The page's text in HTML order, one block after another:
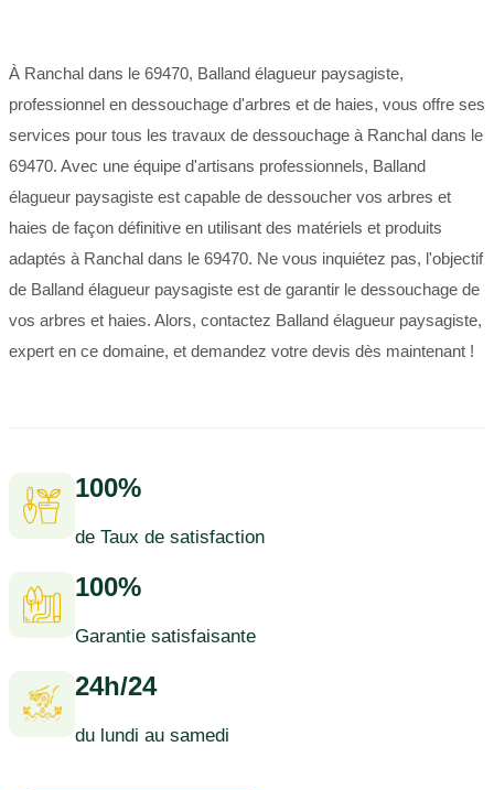
À Ranchal dans le 69470, Balland élagueur paysagiste,
professionnel en dessouchage d'arbres et de haies, vous offre ses
services pour tous les travaux de dessouchage à Ranchal dans le
69470. Avec une équipe d'artisans professionnels, Balland
élagueur paysagiste est capable de dessoucher vos arbres et
haies de façon définitive en utilisant des matériels et produits
adaptés à Ranchal dans le 69470. Ne vous inquiétez pas, l'objectif
de Balland élagueur paysagiste est de garantir le dessouchage de
vos arbres et haies. Alors, contactez Balland élagueur paysagiste,
expert en ce domaine, et demandez votre devis dès maintenant !
100%
de Taux de satisfaction
100%
Garantie satisfaisante
24h/24
du lundi au samedi